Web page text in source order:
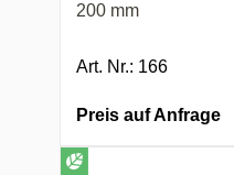
200 mm
Art. Nr.: 166
Preis auf Anfrage